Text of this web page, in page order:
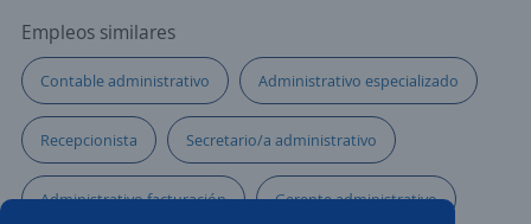
Empleos similares
Contable administrativo Administrativo especializado
Recepcionista Secretario/a administrativo
Administrativo facturación Gerente administrativo